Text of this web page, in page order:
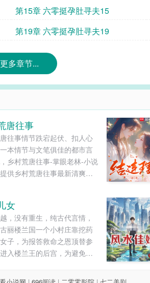
第15章 六零挺孕肚寻夫15
第19章 六零挺孕肚寻夫19
多章节...
唐往事
往事情节跌宕起伏、扣人心
本情节与文笔俱佳的都市言
乡村荒唐往事-掌眼老林-小说
供乡村荒唐往事最新清爽干
女
，没有重生，纯古代言情，
丽楼兰国一个小村庄靠挖药
子，为报答救命之恩顶替参
入楼兰王的后宫，为避免宠
病，装病三个月后宫所有的